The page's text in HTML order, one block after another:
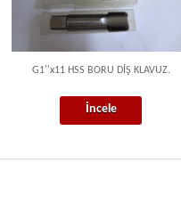
G1''x11 HSS BORU DİŞ KLAVUZ.
İncele